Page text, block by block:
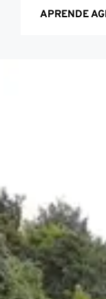
APRENDE